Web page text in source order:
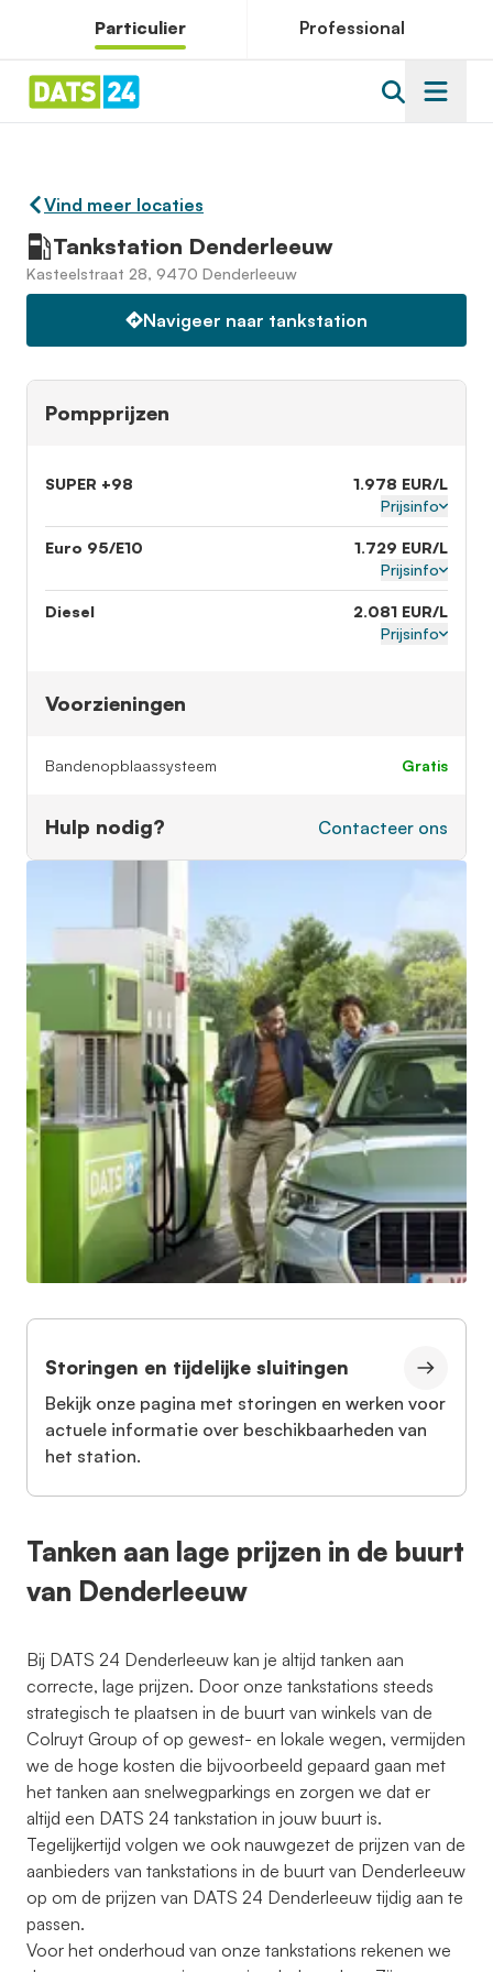
Particulier Professional
Vind meer locaties
Tankstation Denderleeuw
Kasteelstraat 28, 9470 Denderleeuw
Navigeer naar tankstation
Pompprijzen
SUPER +98
1.978 EUR/L
Prijsinfo
Euro 95/E10
1.729 EUR/L
Prijsinfo
Diesel
2.081 EUR/L
Prijsinfo
Voorzieningen
Bandenopblaassysteem gratis
Hulp nodig? Contacteer ons
Storingen en tijdelijke sluitingen
Bekijk onze pagina met storingen en werken voor
actuele informatie over beschikbaarheden van
het station.
Tanken aan lage prijzen in de buurt
van Denderleeuw
Bij DATS 24 Denderleeuw kan je altijd tanken aan
correcte, lage prijzen. Door onze tankstations steeds
strategisch te plaatsen in de buurt van winkels van de
Colruyt Group of op gewest- en lokale wegen, vermijden
we de hoge kosten die bijvoorbeeld gepaard gaan met
het tanken aan snelwegparkings en zorgen we dat er
altijd een DATS 24 tankstation in jouw buurt is.
Tegelijkertijd volgen we ook nauwgezet de prijzen van de
aanbieders van tankstations in de buurt van Denderleeuw
op om de prijzen van DATS 24 Denderleeuw tijdig aan te
passen.
Voor het onderhoud van onze tankstations rekenen we